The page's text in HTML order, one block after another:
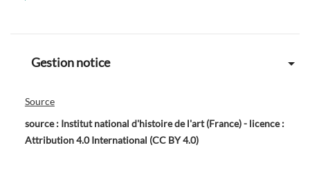
Gestion notice
Source
source : Institut national d'histoire de l'art (France) - licence :
Attribution 4.0 International (CC BY 4.0)